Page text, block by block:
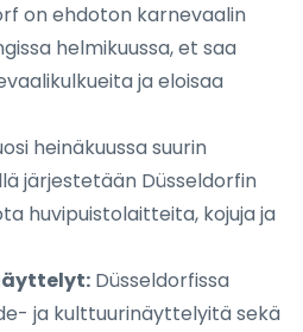
on ehdoton karnevaalin
helmikuussa, et saa
ja eloisaa
heinäkuussa suurin
järjestetään Düsseldorfin
huvipuistolaitteita, kojuja ja
Düsseldorfissa
ja kulttuurinäyttelyitä sekä